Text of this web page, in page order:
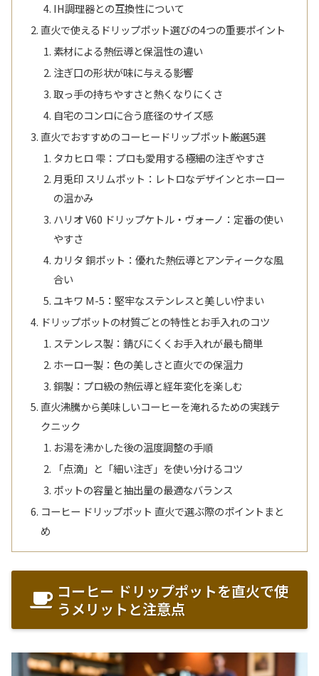
IH調理器との互換性について
直火で使えるドリップポット選びの4つの重要ポイント
素材による熱伝導と保温性の違い
注ぎ口の形状が味に与える影響
取っ手の持ちやすさと熱くなりにくさ
自宅のコンロに合う底径のサイズ感
直火でおすすめのコーヒードリップポット厳選5選
タカヒロ 雫：プロも愛用する極細の注ぎやすさ
月兎印 スリムポット：レトロなデザインとホーロー
の温かみ
ハリオ V60 ドリップケトル・ヴォーノ：定番の使い
やすさ
カリタ 銅ポット：優れた熱伝導とアンティークな風
合い
ユキワ M-5：堅牢なステンレスと美しい佇まい
ドリップポットの材質ごとの特性とお手入れのコツ
ステンレス製：錆びにくくお手入れが最も簡単
ホーロー製：色の美しさと直火での保温力
銅製：プロ級の熱伝導と経年変化を楽しむ
直火沸騰から美味しいコーヒーを淹れるための実践テ
クニック
お湯を沸かした後の温度調整の手順
「点滴」と「細い注ぎ」を使い分けるコツ
ポットの容量と抽出量の最適なバランス
コーヒー ドリップポット 直火で選ぶ際のポイントまと
め
コーヒー ドリップポットを直火で使
うメリットと注意点